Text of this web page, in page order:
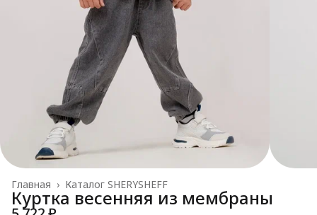
Каталог SHERYSHEFF
Главная ›
Куртка весенняя из мембраны